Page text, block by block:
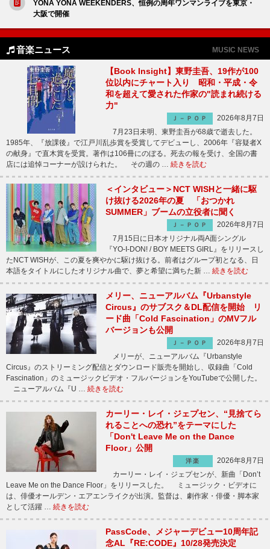
YONA YONA WEEKENDERS、恒例の周年ワンマンライブを東京・
大阪で開催
音楽ニュース MUSIC NEWS
【Book Insight】東野圭吾、19作が100
位以内にチャート入り 昭和・平成・令
和を超えて愛された作家の"読まれ続ける
力"
Ｊ－ＰＯＰ
2026年8月7日
7月23日未明、東野圭吾が68歳で逝去した。
1985年、『放課後』で江戸川乱歩賞を受賞してデビューし、2006年『容疑者X
の献身』で直木賞を受賞。著作は106冊にのぼる。死去の報を受け、全国の書
店には追悼コーナーが設けられた。 その週の … 続きを読む
＜インタビュー＞NCT WISHと一緒に駆
け抜ける2026年の夏 「おつかれ
SUMMER」ブームの立役者に聞く
Ｊ－ＰＯＰ
2026年8月7日
7月15日に日本オリジナル両A面シングル
『YO-I-DON! / BOY MEETS GIRL』をリリースし
たNCT WISHが、この夏を爽やかに駆け抜ける。前者はグループ初となる、日
本語をタイトルにしたオリジナル曲で、夢と希望に満ちた新 … 続きを読む
メリー、ニューアルバム『Urbanstyle
Circus』のサブスク＆DL配信を開始 リ
ード曲「Cold Fascination」のMVフル
バージョンも公開
Ｊ－ＰＯＰ
2026年8月7日
メリーが、ニューアルバム『Urbanstyle
Circus』のストリーミング配信とダウンロード販売を開始し、収録曲「Cold
Fascination」のミュージックビデオ・フルバージョンをYouTubeで公開した。
ニューアルバム『U … 続きを読む
カーリー・レイ・ジェプセン、“見捨てら
れることへの恐れ”をテーマにした
「Don't Leave Me on the Dance
Floor」公開
洋楽
2026年8月7日
カーリー・レイ・ジェプセンが、新曲「Don’t
Leave Me on the Dance Floor」をリリースした。 ミュージック・ビデオに
は、俳優オールデン・エアエンライクが出演。監督は、劇作家・俳優・脚本家
として活躍 … 続きを読む
PassCode、メジャーデビュー10周年記
念AL『RE:CODE』10/28発売決定